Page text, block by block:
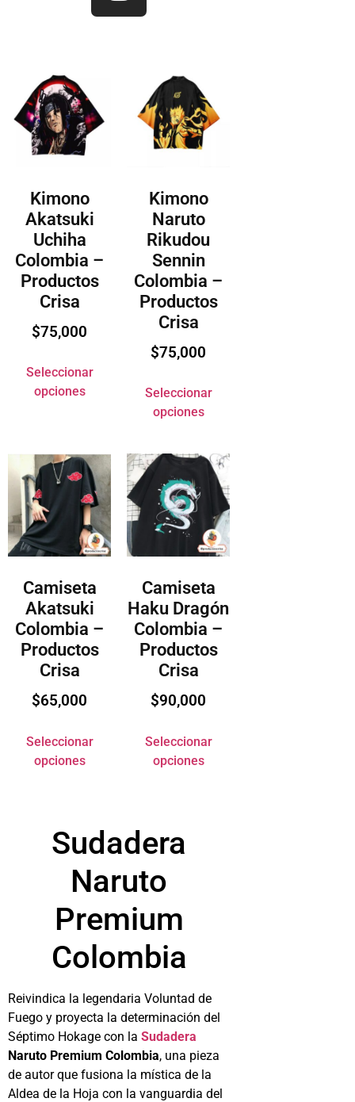
Kimono
Akatsuki
Uchiha
Colombia –
Productos
Crisa
$75,000
Seleccionar
opciones
Kimono
Naruto
Rikudou
Sennin
Colombia –
Productos
Crisa
$75,000
Seleccionar
opciones
Camiseta
Akatsuki
Colombia –
Productos
Crisa
$65,000
Seleccionar
opciones
Camiseta
Haku Dragón
Colombia –
Productos
Crisa
$90,000
Seleccionar
opciones
Sudadera
Naruto
Premium
Colombia
Reivindica la legendaria Voluntad de
Fuego y proyecta la determinación del
Séptimo Hokage con la Sudadera
Naruto Premium Colombia, una pieza
de autor que fusiona la mística de la
Aldea de la Hoja con la vanguardia del